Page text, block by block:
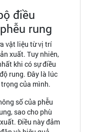
điều
rung
vật liệu từ vị trí
xuất. Tuy nhiên,
khi có sự điều
rung. Đây là lúc
của mình.
số của phễu
sao cho phù
Điều này đảm